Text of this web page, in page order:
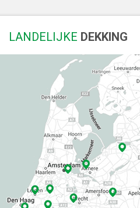
LANDELIJKE DEKKING